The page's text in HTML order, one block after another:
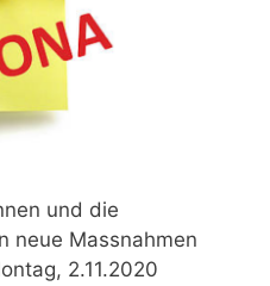
und die
neue Massnahmen
2.11.2020